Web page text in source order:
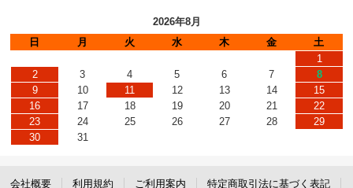
2026年8月
日
月 火 水 木 金
土
1
2
3 4 5 6 7
8
9
10 11 12 13 14
15
16
17 18 19 20 21
22
23
24 25 26 27 28
29
30
31
会社概要 利用規約 ご利用案内 特定商取引法に基づく表記